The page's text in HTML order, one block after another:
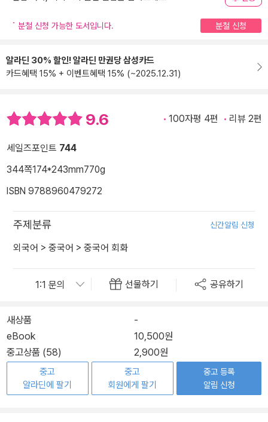
분철 신청 가능한 도서입니다. 분철 신청
알라딘 30% 할인! 알라딘 만권당 삼성카드
카드혜택 15% + 이벤트혜택 15% (~2025.12.31)
9.6 100자평 4편 리뷰 2편
세일즈포인트 744
344쪽174*243mm770g
ISBN 9788960479272
주제분류 신간알림 신청
외국어 > 중국어 > 중국어 회화
선물하기 공유하기
새상품
-
eBook
10,500원
중고상품 (58)
2,900원
중고
알라딘에 팔기
중고
회원에게 팔기
중고 등록
알림 신청